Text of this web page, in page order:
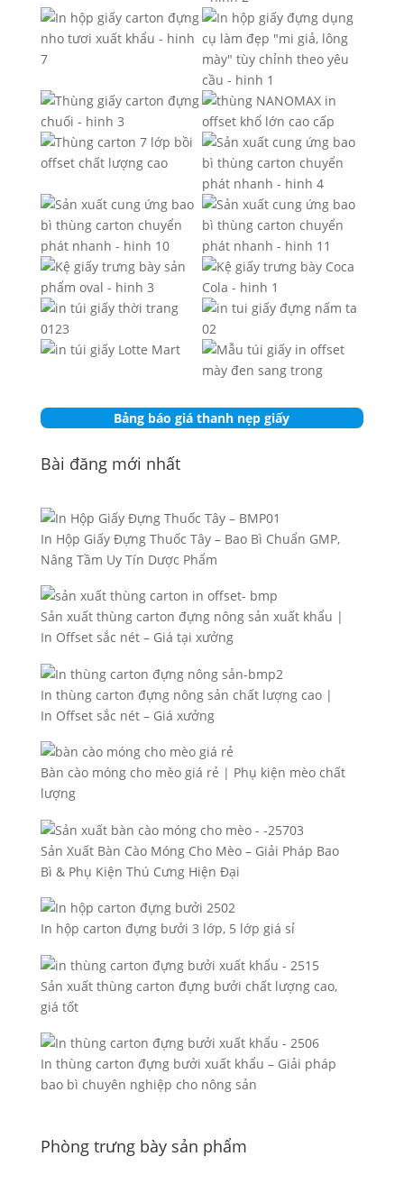
Bảng báo giá thanh nẹp giấy
Bài đăng mới nhất
In Hộp Giấy Đựng Thuốc Tây – Bao Bì Chuẩn GMP,
Nâng Tầm Uy Tín Dược Phẩm
Sản xuất thùng carton đựng nông sản xuất khẩu |
In Offset sắc nét – Giá tại xưởng
In thùng carton đựng nông sản chất lượng cao |
In Offset sắc nét – Giá xưởng
Bàn cào móng cho mèo giá rẻ | Phụ kiện mèo chất
lượng
Sản Xuất Bàn Cào Móng Cho Mèo – Giải Pháp Bao
Bì & Phụ Kiện Thú Cưng Hiện Đại
In hộp carton đựng bưởi 3 lớp, 5 lớp giá sỉ
Sản xuất thùng carton đựng bưởi chất lượng cao,
giá tốt
In thùng carton đựng bưởi xuất khẩu – Giải pháp
bao bì chuyên nghiệp cho nông sản
Phòng trưng bày sản phẩm